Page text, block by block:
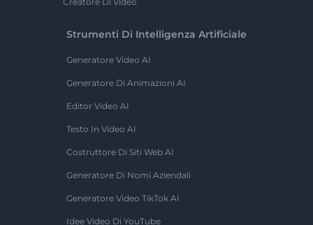
Strumenti Di Intelligenza Artificiale
Generatore Video AI
Generatore Di Animazioni AI
Editor Video AI
Testo In Video AI
Costruttore Di Siti Web AI
Generatore Di Nomi Aziendali
Generatore Video TikTok AI
Idee Video Di YouTube